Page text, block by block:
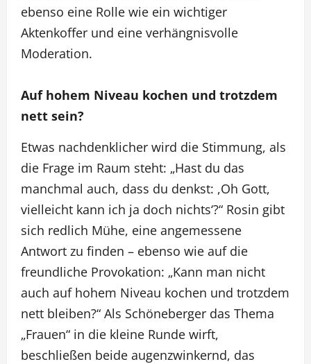
ebenso eine Rolle wie ein wichtiger
Aktenkoffer und eine verhängnisvolle
Moderation.
Auf hohem Niveau kochen und trotzdem
nett sein?
Etwas nachdenklicher wird die Stimmung, als
die Frage im Raum steht: „Hast du das
manchmal auch, dass du denkst: ,Oh Gott,
vielleicht kann ich ja doch nichts‘?“ Rosin gibt
sich redlich Mühe, eine angemessene
Antwort zu finden – ebenso wie auf die
freundliche Provokation: „Kann man nicht
auch auf hohem Niveau kochen und trotzdem
nett bleiben?“ Als Schöneberger das Thema
„Frauen“ in die kleine Runde wirft,
beschließen beide augenzwinkernd, das